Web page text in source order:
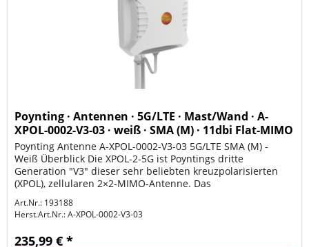
Poynting · Antennen · 5G/LTE · Mast/Wand · A-
XPOL-0002-V3-03 · weiß · SMA (M) · 11dbi Flat-MIMO
· SM
Poynting Antenne A-XPOL-0002-V3-03 5G/LTE SMA (M) -
Weiß Überblick Die XPOL-2-5G ist Poyntings dritte
Generation "V3" dieser sehr beliebten kreuzpolarisierten
(XPOL), zellularen 2×2-MIMO-Antenne. Das
Art.Nr.: 193188
Herst.Art.Nr.:A-XPOL-0002-V3-03
235,99 € *